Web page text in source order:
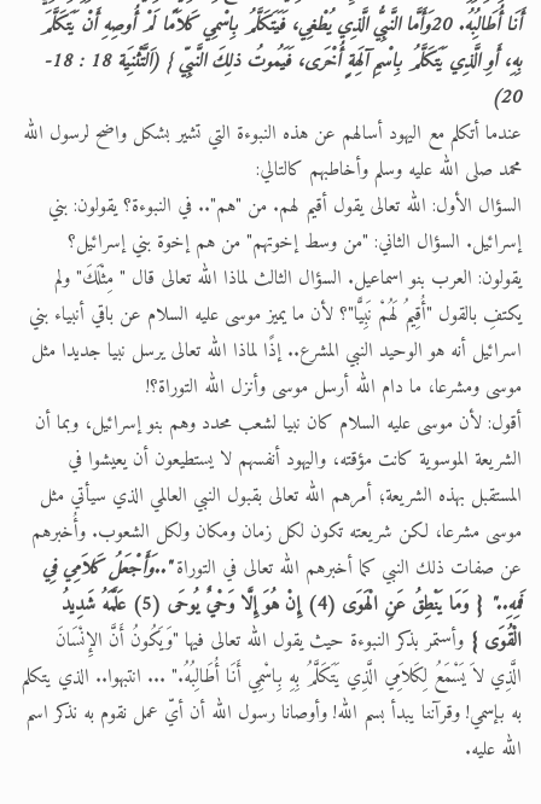
أَنَا أُطَالِبُهُ. 20وَأَمَّا النَّبِيُّ الَّذِي يُطْغِي، فَيَتَكَلَّمُ بِاسْمِي كَلاَمًا لَمْ أُوصِهِ أَنْ يَتَكَلَّمَ
بِهِ، أَوِ الَّذِي يَتَكَلَّمُ بِاسْمِ آلِهَةٍ أُخْرَى، فَيَمُوتُ ذلِكَ النَّبِيّ } (اَلتَّثْنِيَة 18 : 18-
20)
عندما أتكلم مع اليهود أسالهم عن هذه النبوءة التي تشير بشكل واضح لرسول الله
محمد صلى الله عليه وسلم وأخاطبهم كالتالي:
السؤال الأول: الله تعالى يقول أقيم لهم. من "هم".. في النبوءة؟ يقولون: بني
إسرائيل. السؤال الثاني: "من وسط إخوتهم" من هم إخوة بني إسرائيل؟
يقولون: العرب بنو اسماعيل. السؤال الثالث لماذا الله تعالى قال " مِثْلَكَ" ولم
يكتفِ بالقول "أُقِيمُ لَهُمْ نَبِيًّا"؟ لأن ما يميز موسى عليه السلام عن باقي أنبياء بني
اسرائيل أنه هو الوحيد النبي المشرع.. إذًا لماذا الله تعالى يرسل نبيا جديدا مثل
موسى ومشرعا، ما دام الله أرسل موسى وأنزل الله التوراة؟!
أقول: لأن موسى عليه السلام كان نبيا لشعب محدد وهم بنو إسرائيل، وبما أن
الشريعة الموسوية كانت مؤقته، واليهود أنفسهم لا يستطيعون أن يعيشوا في
المستقبل بهذه الشريعة؛ أمرهم الله تعالى بقبول النبي العالمي الذي سيأتي مثل
موسى مشرعا، لكن شريعته تكون لكل زمان ومكان ولكل الشعوب. وأُخبرهم
عن صفات ذلك النبي كما أخبرهم الله تعالى في التوراة"..وَأَجْعَلُ كَلاَمِي فِي
فَمِهِ.."
{ وَمَا يَنْطِقُ عَنِ الْهَوَى (4) إِنْ هُوَ إِلَّا وَحْيٌ يُوحَى (5) عَلَّمَهُ شَدِيدُ
الْقُوَى } وأستمر بذكر النبوءة حيث يقول الله تعالى فيها "وَيَكُونُ أَنَّ الإِنْسَانَ
الَّذِي لاَ يَسْمَعُ لِكَلاَمِي الَّذِي يَتَكَلَّمُ بِهِ بِاسْمِي أَنَا أُطَالِبُهُ." ... انتبهوا.. الذي يتكلم
به بإسمي! وقرآننا يبدأ بسم الله! وأوصانا رسول الله أن أيّ عمل نقوم به نذكر اسم
الله عليه.